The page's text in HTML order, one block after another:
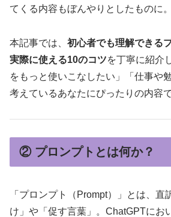
てくる内容もぼんやりとしたものに。
本記事では、 初心者でも理解できる
実際に使える10のコツを丁寧に紹介
をもっと使いこなしたい」「仕事や
考えているあなたにぴったりの内容で
② プロンプトとは何か？
「プロンプト（Prompt）」とは、直
け」や「促す言葉」。ChatGPTにお